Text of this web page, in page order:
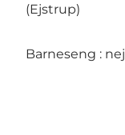
(Ejstrup)
Barneseng : nej